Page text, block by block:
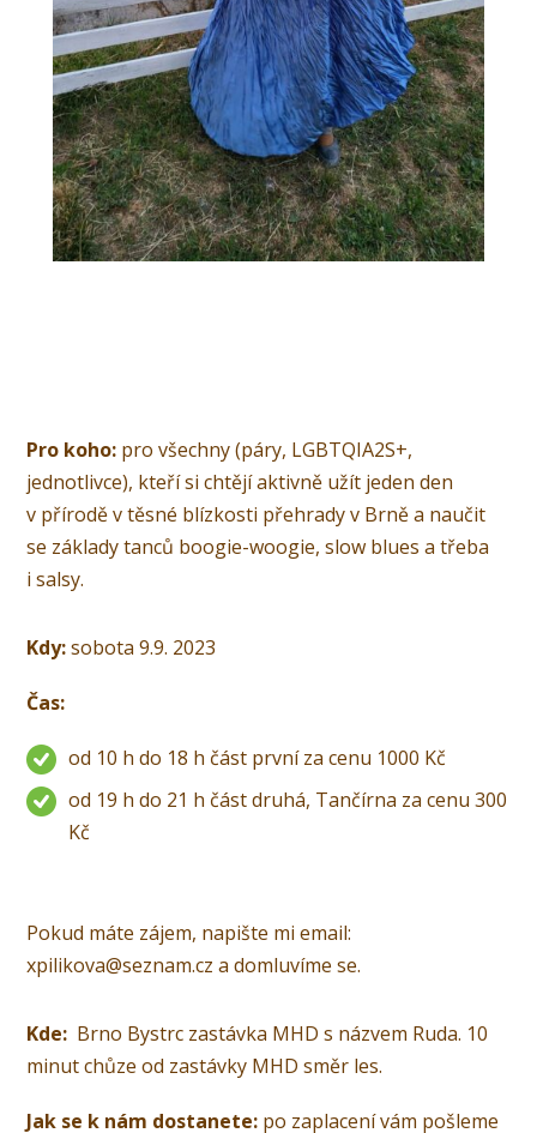
Pro koho: pro všechny (páry, LGBTQIA2S+,
jednotlivce), kteří si chtějí aktivně užít jeden den
v přírodě v těsné blízkosti přehrady v Brně a naučit
se základy tanců boogie-woogie, slow blues a třeba
i salsy.
Kdy:sobota 9.9. 2023
Čas:
od 10 h do 18 h část první za cenu 1000 Kč
od 19 h do 21 h část druhá, Tančírna za cenu 300
Kč
Pokud máte zájem, napište mi email:
xpilikova@seznam.cz a domluvíme se.
Kde: Brno Bystrc zastávka MHD s názvem Ruda. 10
minut chůze od zastávky MHD směr les.
Jak se k nám dostanete: po zaplacení vám pošleme